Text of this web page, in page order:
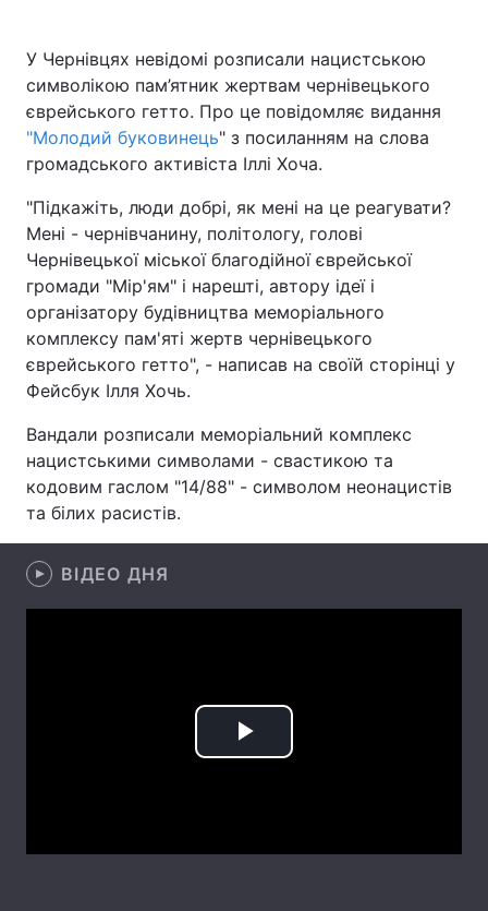
Україна Політика
Економіка Світ
Спорт Наука
Техно і зв'язок Лайт
Інциденти
Здоров'я Туризм
Цікавинки
Екологія
У Чернівцях невідомі розписали нацистською
символікою пам’ятник жертвам чернівецького
єврейського гетто. Про це повідомляє видання
"Молодий буковинець" з посиланням на слова
громадського активіста Іллі Хоча.
"Підкажіть, люди добрі, як мені на це реагувати?
Мені - чернівчанину, політологу, голові
Чернівецької міської благодійної єврейської
громади "Мір'ям" і нарешті, автору ідеї і
організатору будівництва меморіального
комплексу пам'яті жертв чернівецького
єврейського гетто", - написав на своїй сторінці у
Фейсбук Ілля Хочь.
Вандали розписали меморіальний комплекс
нацистськими символами - свастикою та
кодовим гаслом "14/88" - символом неонацистів
та білих расистів.
ВІДЕО ДНЯ
Play